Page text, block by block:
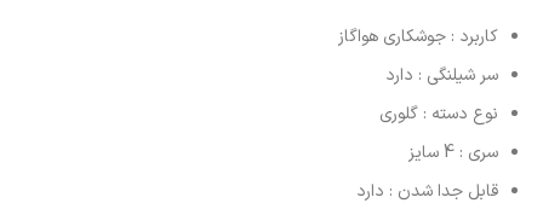
کاربرد : جوشکاری هواگاز
سر شیلنگی : دارد
نوع دسته : گلوری
سری : 4 سایز
قابل جدا شدن : دارد